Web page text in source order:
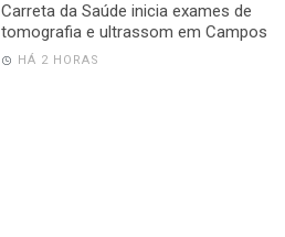
Carreta da Saúde inicia exames de
tomografia e ultrassom em Campos
HÁ 2 HORAS